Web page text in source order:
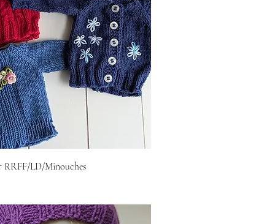
RRFF/LD/Minouches